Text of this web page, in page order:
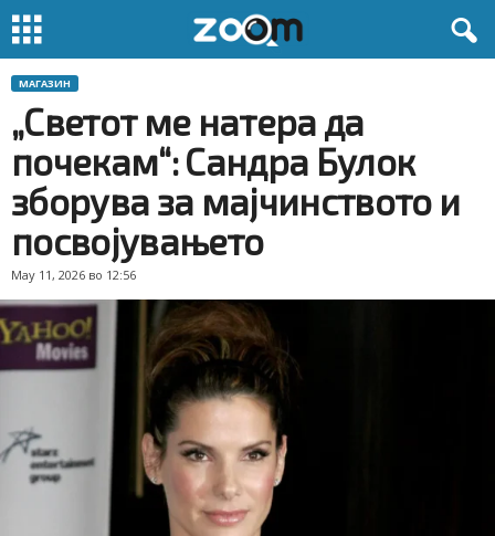
МАГАЗИН
„Светот ме натера да
почекам“: Сандра Булок
зборува за мајчинството и
посвојувањето
May 11, 2026 во 12:56